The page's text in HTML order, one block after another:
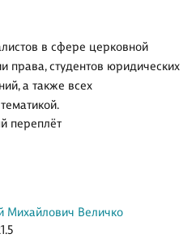
в сфере церковной
права, студентов юридических
а также всех
переплёт
Михайлович Величко